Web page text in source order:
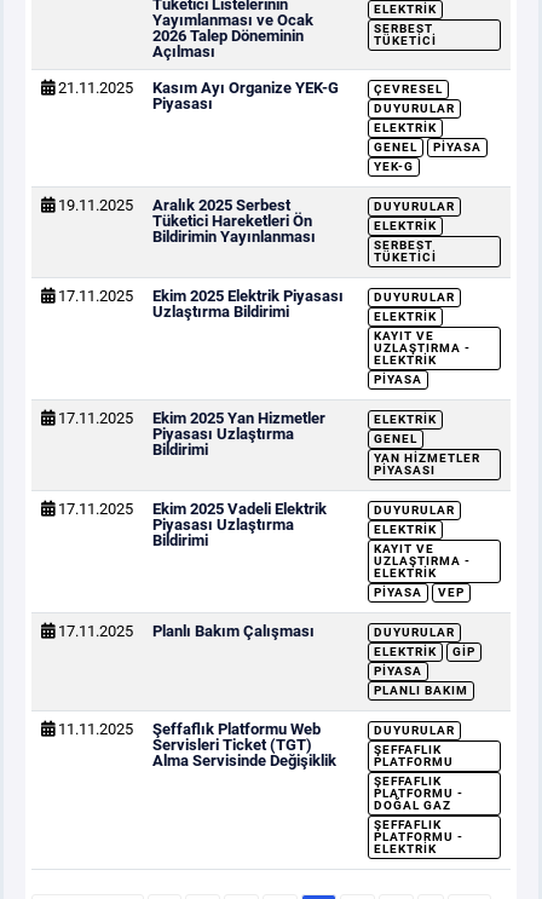
Tüketici Listelerinin
Yayımlanması ve Ocak
2026 Talep Döneminin
Açılması
ELEKTRIK
SERBEST
TÜKETICI
21.11.2025
Kasım Ayı Organize YEK-G
Piyasası
ÇEVRESEL
DUYURULAR
ELEKTRIK
GENEL
PIYASA
YEK-G
19.11.2025
Aralık 2025 Serbest
Tüketici Hareketleri Ön
Bildirimin Yayınlanması
DUYURULAR
ELEKTRIK
SERBEST
TÜKETICI
17.11.2025
Ekim 2025 Elektrik Piyasası
Uzlaştırma Bildirimi
DUYURULAR
ELEKTRIK
KAYIT VE
UZLAŞTIRMA -
ELEKTRIK
PIYASA
17.11.2025
Ekim 2025 Yan Hizmetler
Piyasası Uzlaştırma
Bildirimi
ELEKTRIK
GENEL
YAN HIZMETLER
PIYASASI
17.11.2025
Ekim 2025 Vadeli Elektrik
Piyasası Uzlaştırma
Bildirimi
DUYURULAR
ELEKTRIK
KAYIT VE
UZLAŞTIRMA -
ELEKTRIK
PIYASA
VEP
17.11.2025 Planlı Bakım Çalışması
DUYURULAR
ELEKTRIK
GİP
PIYASA
PLANLI BAKIM
11.11.2025
Şeffaflık Platformu Web
Servisleri Ticket (TGT)
Alma Servisinde Değişiklik
DUYURULAR
ŞEFFAFLIK
PLATFORMU
ŞEFFAFLIK
PLATFORMU -
DOĞAL GAZ
ŞEFFAFLIK
PLATFORMU -
ELEKTRIK